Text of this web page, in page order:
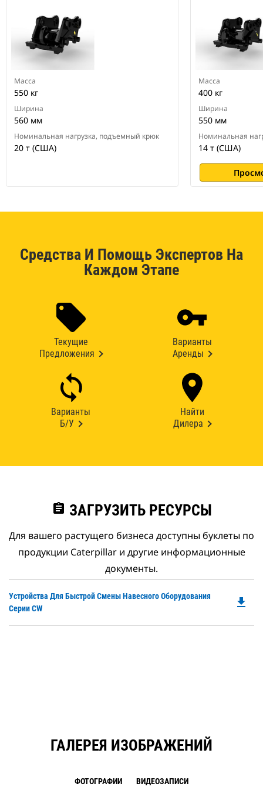
Масса
550 кг
Ширина
560 мм
Номинальная нагрузка, подъемный крюк
20 т (США)
Масса
400 кг
Ширина
550 мм
Номинальная
14 т (США)
Средства И Помощь Экспертов На
Каждом Этапе
Текущие
Предложения
Варианты
Аренды
Варианты
Б/У
Найти
Дилера
assignment ЗАГРУЗИТЬ РЕСУРСЫ
Для вашего растущего бизнеса доступны буклеты по
продукции Caterpillar и другие информационные
документы.
Устройства Для Быстрой Смены Навесного Оборудования
Серии CW
file_download
ГАЛЕРЕЯ ИЗОБРАЖЕНИЙ
ФОТОГРАФИИ ВИДЕОЗАПИСИ